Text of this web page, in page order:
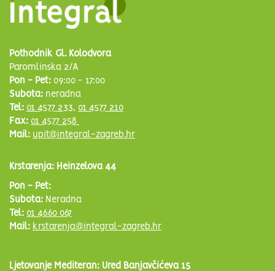
Pothodnik Gl. Kolodvora
Paromlinska 2/A
Pon - Pet: 09:00 - 17:00
Subota: neradna
Tel: 01 4577 233, 01 4577 210
Fax: 01 4577 258
Mail: upit@integral-zagreb.hr
Krstarenja: Heinzelova 44
Pon - Pet:
Subota: Neradna
Tel: 01 4660 067
Mail: krstarenja@integral-zagreb.hr
Ljetovanje Mediteran: Ured Banjavčićeva 15